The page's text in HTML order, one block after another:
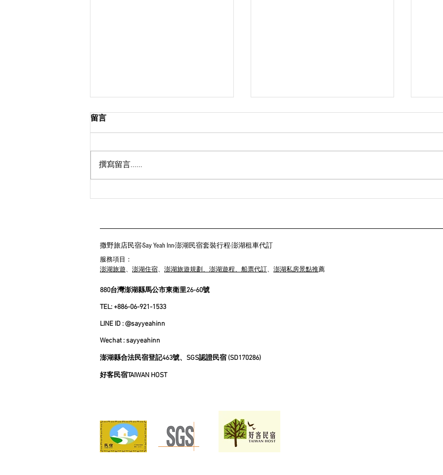
2026澎湖花火節住宿推薦 | 澎
2026澎大海沙灘音樂祭｜卡司
留言
撰寫留言......
撒野旅店民宿-Say Yeah Inn-澎湖民宿套裝行程-​澎湖租車代訂
服務項目：
澎湖旅遊、 澎湖住宿、 澎湖旅遊規劃、澎湖遊程、船票代訂、 澎湖私房景點推薦
880台灣澎湖縣馬公市東衛里26-60號
TEL: +886-06-921-1533
LINE ID : @sayyeahinn
Wechat : sayyeahinn
澎湖縣合法民宿登記463號、SGS認證民宿 (SD170286)
好客民宿TAIWAN HOST